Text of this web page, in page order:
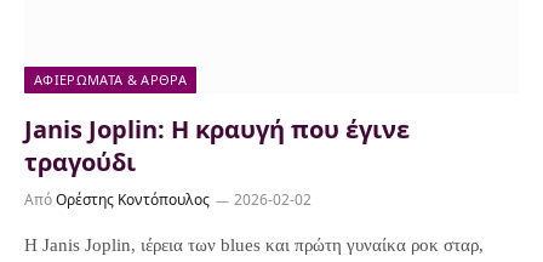
ΑΦΙΕΡΏΜΑΤΑ & ΆΡΘΡΑ
Janis Joplin: Η κραυγή που έγινε
τραγούδι
ΑπόΟρέστης Κοντόπουλος 2026-02-02
Η Janis Joplin, ιέρεια των blues και πρώτη γυναίκα ροκ σταρ,